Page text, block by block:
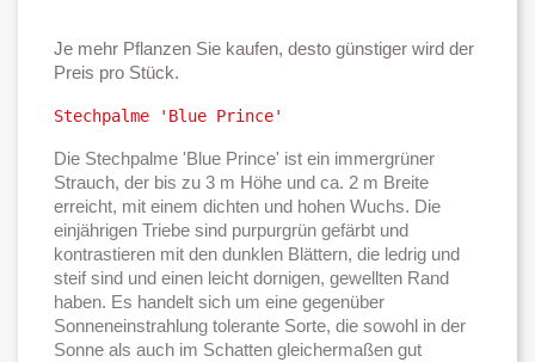
Je mehr Pflanzen Sie kaufen, desto günstiger wird der
Preis pro Stück.
Stechpalme 'Blue Prince'
Die Stechpalme 'Blue Prince' ist ein immergrüner
Strauch, der bis zu 3 m Höhe und ca. 2 m Breite
erreicht, mit einem dichten und hohen Wuchs. Die
einjährigen Triebe sind purpurgrün gefärbt und
kontrastieren mit den dunklen Blättern, die ledrig und
steif sind und einen leicht dornigen, gewellten Rand
haben. Es handelt sich um eine gegenüber
Sonneneinstrahlung tolerante Sorte, die sowohl in der
Sonne als auch im Schatten gleichermaßen gut